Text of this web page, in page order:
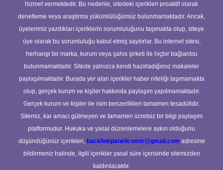
hizmet vermektedir. Bu nedenle, sitedeki içerikleri proaktif olarak
denetleme veya araştırma yükümlülüğümüz bulunmamaktadır. Ancak,
üyelerimiz yazdıkları içeriklerin sorumluluğunu taşımakta olup, siteye
üye olarak bu sorumluluğu kabul etmiş sayılırlar. Bu internet sitesi,
herhangi bir marka, kurum veya şahıs şirketi ile hiçbir bağlantısı
bulunmamaktadır. Sitede yalnızca kendi hazırladığımız makaleler
paylaşılmaktadır. Burada yer alan içerikler haber niteliği taşımamakta
olup, gerçek kurum ve kişiler hakkında paylaşım yapılmamaktadır.
Gerçek kurum ve kişiler ile isim benzerlikleri tamamen tesadüfidir.
Sitemiz, kar amacı gütmeyen ve tamamen ücretsiz bir bilgi paylaşım
platformudur. Hukuka ve yasal düzenlemelere aykırı olduğunu
düşündüğünüz içerikleri, backlinkpanelicomtr@gmail.com adresine
bildirmeniz halinde, ilgili içerikler yasal süre içerisinde sitemizden
kaldırılacaktır.